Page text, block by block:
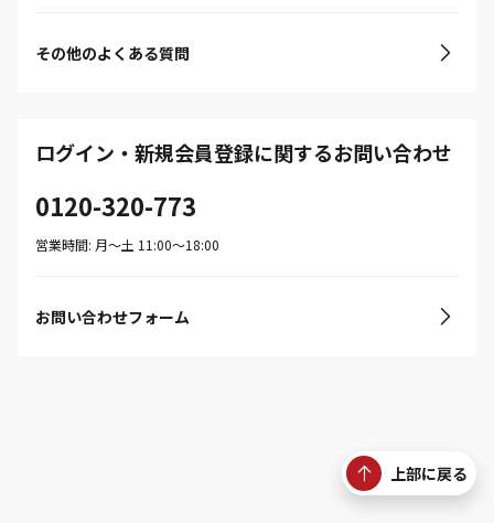
その他のよくある質問
ログイン・新規会員登録に関するお問い合わせ
0120-320-773
営業時間: 月〜土 11:00〜18:00
お問い合わせフォーム
上部に戻る